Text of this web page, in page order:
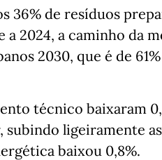
36% de resíduos
2024, a caminho da
2030, que é de
técnico baixaram
ligeiramente
baixou 0,8%.